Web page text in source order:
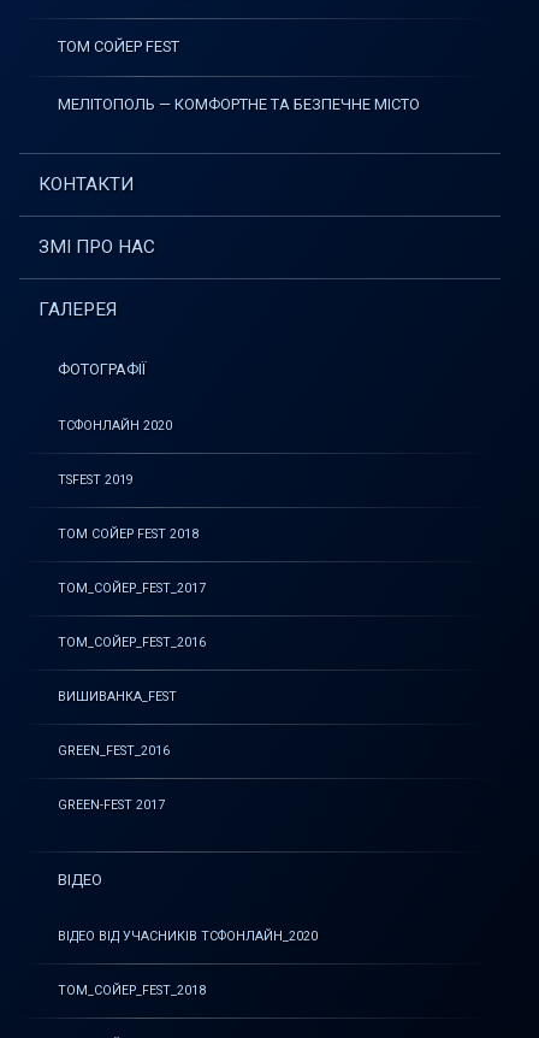
ТОМ СОЙЕР FEST
МЕЛІТОПОЛЬ — КОМФОРТНЕ ТА БЕЗПЕЧНЕ МІСТО
КОНТАКТИ
ЗМІ ПРО НАС
ГАЛЕРЕЯ
ФОТОГРАФІЇ
ТСФОНЛАЙН 2020
TSFEST 2019
ТОМ СОЙЕР FEST 2018
ТОМ_СОЙЕР_FEST_2017
ТОМ_СОЙЕР_FEST_2016
ВИШИВАНКА_FEST
GREEN_FEST_2016
GREEN-FEST 2017
ВІДЕО
ВІДЕО ВІД УЧАСНИКІВ ТСФОНЛАЙН_2020
ТОМ_СОЙЕР_FEST_2018